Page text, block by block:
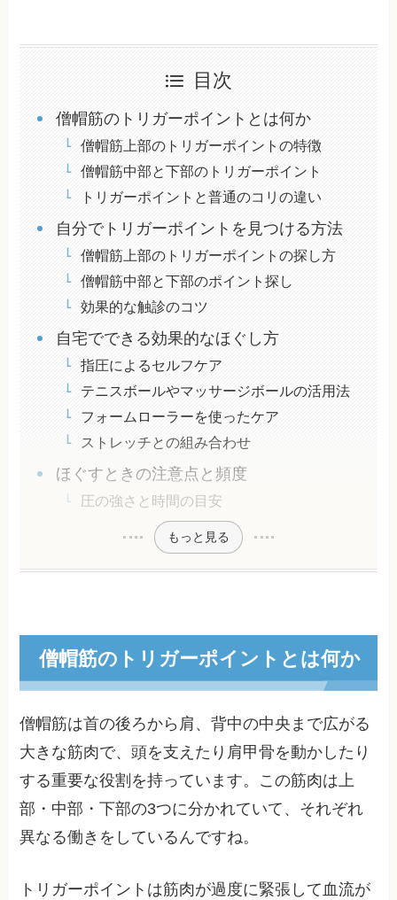
目次
僧帽筋のトリガーポイントとは何か
僧帽筋上部のトリガーポイントの特徴
僧帽筋中部と下部のトリガーポイント
トリガーポイントと普通のコリの違い
自分でトリガーポイントを見つける方法
僧帽筋上部のトリガーポイントの探し方
僧帽筋中部と下部のポイント探し
効果的な触診のコツ
自宅でできる効果的なほぐし方
指圧によるセルフケア
テニスボールやマッサージボールの活用法
フォームローラーを使ったケア
ストレッチとの組み合わせ
ほぐすときの注意点と頻度
圧の強さと時間の目安
もっと見る
僧帽筋のトリガーポイントとは何か
僧帽筋は首の後ろから肩、背中の中央まで広がる
大きな筋肉で、頭を支えたり肩甲骨を動かしたり
する重要な役割を持っています。この筋肉は上
部・中部・下部の3つに分かれていて、それぞれ
異なる働きをしているんですね。
トリガーポイントは筋肉が過度に緊張して血流が